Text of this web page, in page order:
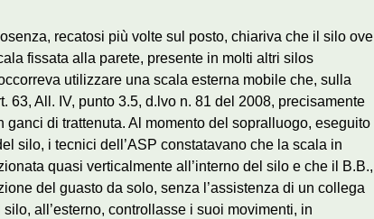
recatosi più volte sul posto, chiariva che il silo ove
fissata alla parete, presente in molti altri silos
utilizzare una scala esterna mobile che, sulla
63, All. IV, punto 3.5, d.lvo n. 81 del 2008, precisamente
di trattenuta. Al momento del sopralluogo, eseguito
silo, i tecnici dell’ASP constatavano che la scala in
quasi verticalmente all’interno del silo e che il B.B.,
del guasto da solo, senza l’assistenza di un collega
all’esterno, controllasse i suoi movimenti, in